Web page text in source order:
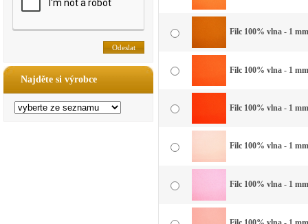
Najděte si výrobce
Filc 100% vlna - 1
Filc 100% vlna - 1
Filc 100% vlna - 1
Filc 100% vlna - 1
Filc 100% vlna - 1